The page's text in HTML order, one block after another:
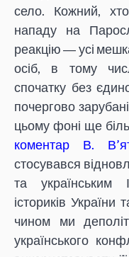
село. Кожний,
нападу на
реакцію ― усі
осіб, в тому
спочатку без
почергово
цьому фоні ще
коментар В.
стосувався
та українським
істориків
чином ми
українського